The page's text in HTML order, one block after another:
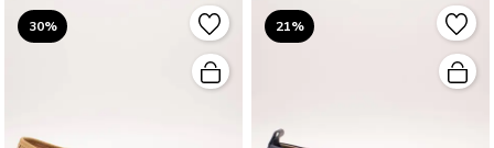
30% 21%